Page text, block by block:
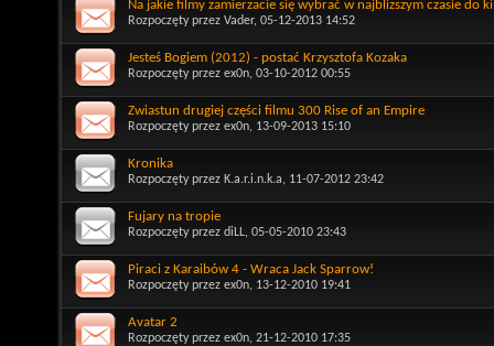
Na jakie filmy zamierzacie się wybrać w najbliższym czasie do
Rozpoczęty przez Vader, 05-12-2013 14:52
Jesteś Bogiem (2012) - postać Krzysztofa Kozaka
Rozpoczęty przez ex0n, 03-10-2012 00:55
Zwiastun drugiej części filmu 300 Rise of an Empire
Rozpoczęty przez ex0n, 13-09-2013 15:10
Kronika
Rozpoczęty przez K.a.r.i.n.k.a, 11-07-2012 23:42
Fujary na tropie
Rozpoczęty przez diLL, 05-05-2010 23:43
Piraci z Karaibów 4 - Wraca Jack Sparrow!
Rozpoczęty przez ex0n, 13-12-2010 19:41
Avatar 2
Rozpoczęty przez ex0n, 21-12-2010 17:35